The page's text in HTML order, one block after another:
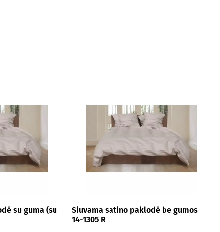
su guma (su
Siuvama satino paklodė be gumos
14-1305 R